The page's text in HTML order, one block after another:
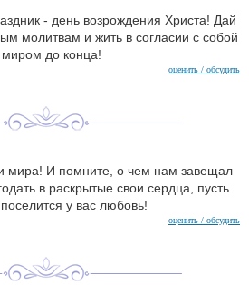
- день возрождения Христа! Дай
молитвам и жить в согласии с собой
миром до конца!
оценить / обсудить
мира! И помните, о чем нам завещал
в раскрытые свои сердца, пусть
поселится у вас любовь!
оценить / обсудить